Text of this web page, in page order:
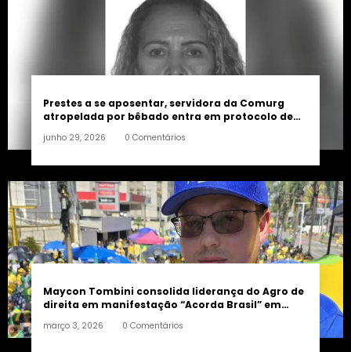
Prestes a se aposentar, servidora da Comurg
atropelada por bêbado entra em protocolo de
junho 29, 2026 0 Comentários
Maycon Tombini consolida liderança do Agro de
direita em manifestação “Acorda Brasil” em
março 3, 2026 0 Comentários